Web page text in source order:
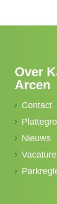
Over
Arcen
Contact
Nieuws